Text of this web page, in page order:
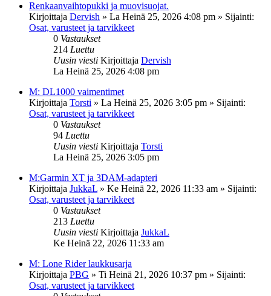
Renkaanvaihtopukki ja muovisuojat.
Kirjoittaja Dervish » La Heinä 25, 2026 4:08 pm » Sijainti:
Osat, varusteet ja tarvikkeet
0 Vastaukset
214 Luettu
Uusin viesti Kirjoittaja Dervish
La Heinä 25, 2026 4:08 pm
M: DL1000 vaimentimet
Kirjoittaja Torsti » La Heinä 25, 2026 3:05 pm » Sijainti:
Osat, varusteet ja tarvikkeet
0 Vastaukset
94 Luettu
Uusin viesti Kirjoittaja Torsti
La Heinä 25, 2026 3:05 pm
M:Garmin XT ja 3DAM-adapteri
Kirjoittaja JukkaL » Ke Heinä 22, 2026 11:33 am » Sijainti:
Osat, varusteet ja tarvikkeet
0 Vastaukset
213 Luettu
Uusin viesti Kirjoittaja JukkaL
Ke Heinä 22, 2026 11:33 am
M: Lone Rider laukkusarja
Kirjoittaja PBG » Ti Heinä 21, 2026 10:37 pm » Sijainti:
Osat, varusteet ja tarvikkeet